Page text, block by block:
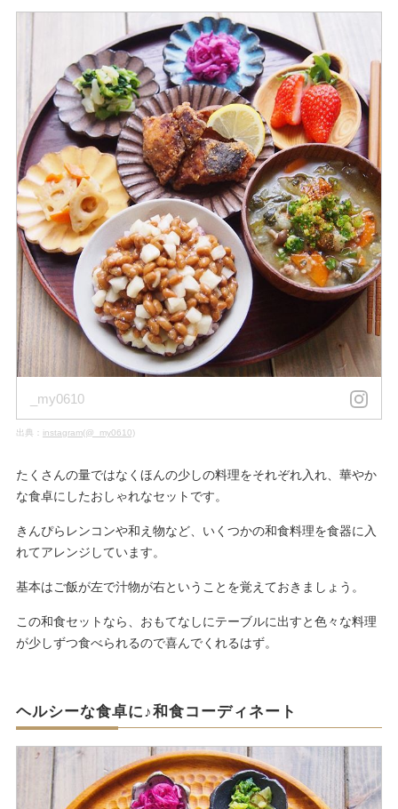
_my0610
出典： instagram(@_my0610)
たくさんの量ではなくほんの少しの料理をそれぞれ入れ、華やか
な食卓にしたおしゃれなセットです。
きんぴらレンコンや和え物など、いくつかの和食料理を食器に入
れてアレンジしています。
基本はご飯が左で汁物が右ということを覚えておきましょう。
この和食セットなら、おもてなしにテーブルに出すと色々な料理
が少しずつ食べられるので喜んでくれるはず。
ヘルシーな食卓に♪和食コーディネート